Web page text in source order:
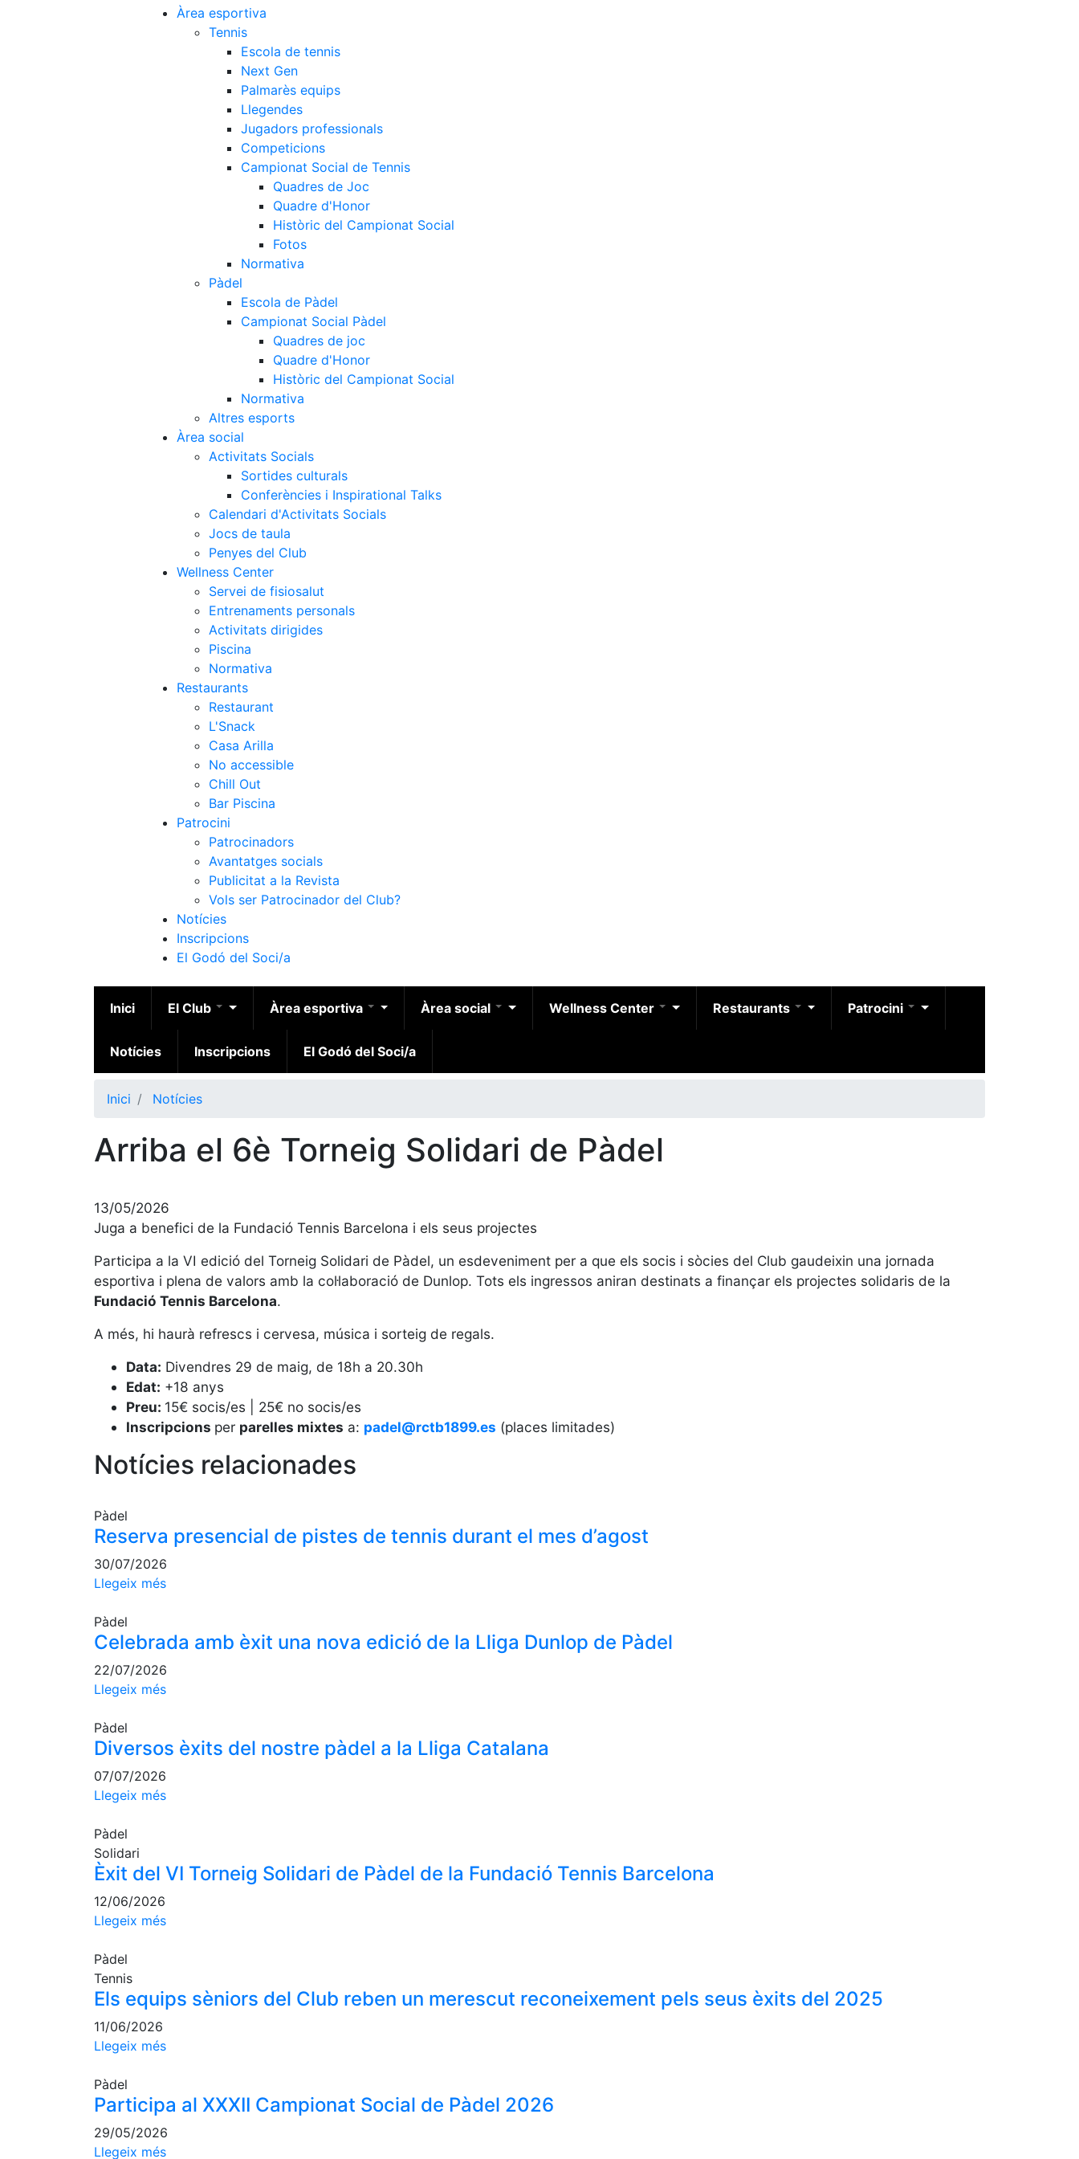
Àrea esportiva
Tennis
Escola de tennis
Next Gen
Palmarès equips
Llegendes
Jugadors professionals
Competicions
Campionat Social de Tennis
Quadres de Joc
Quadre d'Honor
Històric del Campionat Social
Fotos
Normativa
Pàdel
Escola de Pàdel
Campionat Social Pàdel
Quadres de joc
Quadre d'Honor
Històric del Campionat Social
Normativa
Altres esports
Àrea social
Activitats Socials
Sortides culturals
Conferències i Inspirational Talks
Calendari d'Activitats Socials
Jocs de taula
Penyes del Club
Wellness Center
Servei de fisiosalut
Entrenaments personals
Activitats dirigides
Piscina
Normativa
Restaurants
Restaurant
L'Snack
Casa Arilla
No accessible
Chill Out
Bar Piscina
Patrocini
Patrocinadors
Avantatges socials
Publicitat a la Revista
Vols ser Patrocinador del Club?
Notícies
Inscripcions
El Godó del Soci/a
Inici El Club Àrea esportiva Àrea social Wellness Center Restaurants Patrocini
Notícies Inscripcions El Godó del Soci/a
Inici Notícies
Arriba el 6è Torneig Solidari de Pàdel
13/05/2026
Juga a benefici de la Fundació Tennis Barcelona i els seus projectes
Participa a la VI edició del Torneig Solidari de Pàdel, un esdeveniment per a que els socis i sòcies del Club gaudeixin una jornada
esportiva i plena de valors amb la col·laboració de Dunlop. Tots els ingressos aniran destinats a finançar els projectes solidaris de la
Fundació Tennis Barcelona.
A més, hi haurà refrescs i cervesa, música i sorteig de regals.
Data: Divendres 29 de maig, de 18h a 20.30h
Edat: +18 anys
Preu: 15€ socis/es | 25€ no socis/es
Inscripcions per parelles mixtes a: padel@rctb1899.es (places limitades)
Notícies relacionades
Pàdel
Reserva presencial de pistes de tennis durant el mes d’agost
30/07/2026
Llegeix més
Pàdel
Celebrada amb èxit una nova edició de la Lliga Dunlop de Pàdel
22/07/2026
Llegeix més
Pàdel
Diversos èxits del nostre pàdel a la Lliga Catalana
07/07/2026
Llegeix més
Pàdel
Solidari
Èxit del VI Torneig Solidari de Pàdel de la Fundació Tennis Barcelona
12/06/2026
Llegeix més
Pàdel
Tennis
Els equips sèniors del Club reben un merescut reconeixement pels seus èxits del 2025
11/06/2026
Llegeix més
Pàdel
Participa al XXXII Campionat Social de Pàdel 2026
29/05/2026
Llegeix més